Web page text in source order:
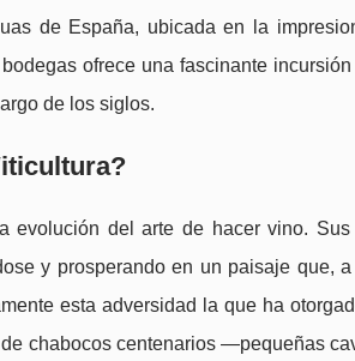
de España, ubicada en la
ofrece una fascinante
de los siglos.
evolución del arte de hacer vino. Sus
y prosperando en un paisaje que,
esta adversidad la que ha
chabocos centenarios —pequeñas